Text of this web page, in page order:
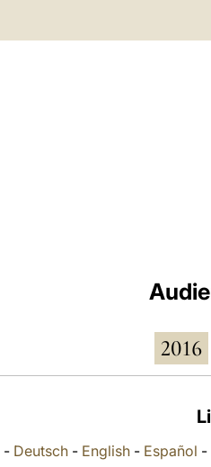
2016
- Deutsch- English- Español -